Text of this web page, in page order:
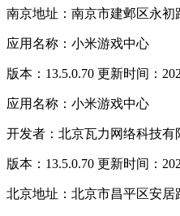
南京地址：南京市建邺区永初
应用名称：小米游戏中心
版本：13.5.0.70 更新时间：
应用名称：小米游戏中心
开发者：北京瓦力网络科技有
版本：13.5.0.70 更新时间：
北京地址：北京市昌平区安居